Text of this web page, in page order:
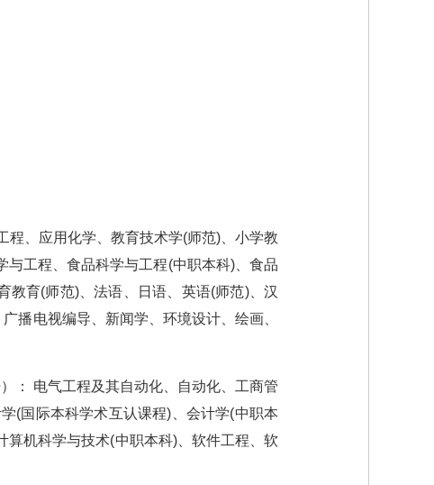
程、应用化学、教育技术学(师范)、小学教
工程、食品科学与工程(中职本科)、食品
教育(师范)、法语、日语、英语(师范)、汉
播电视编导、新闻学、环境设计、绘画、
： 电气工程及其自动化、自动化、工商管
(国际本科学术互认课程)、会计学(中职本
算机科学与技术(中职本科)、软件工程、软